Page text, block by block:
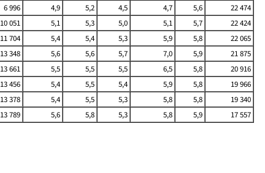
6 996 4,9 5,2 4,5 4,7 5,6
22 474
10 051 5,1 5,3 5,0 5,1 5,7
22 424
11 704 5,4 5,4 5,3 5,9 5,8
22 065
13 348 5,6 5,6 5,7 7,0 5,9
21 875
13 661 5,5 5,5 5,5 6,5 5,8
20 916
13 456 5,4 5,5 5,4 5,9 5,8
19 966
13 378 5,4 5,5 5,3 5,8 5,8
19 340
13 789 5,6 5,8 5,3 5,8 5,9 17 557